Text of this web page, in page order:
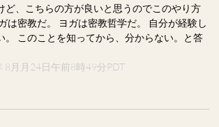
、こちらの方が良いと思うのでこのやり方
密教だ。 ヨガは密教哲学だ。 自分が経験し
このことを知ってから、分からない。と答
8月月24日午前8時49分PDT